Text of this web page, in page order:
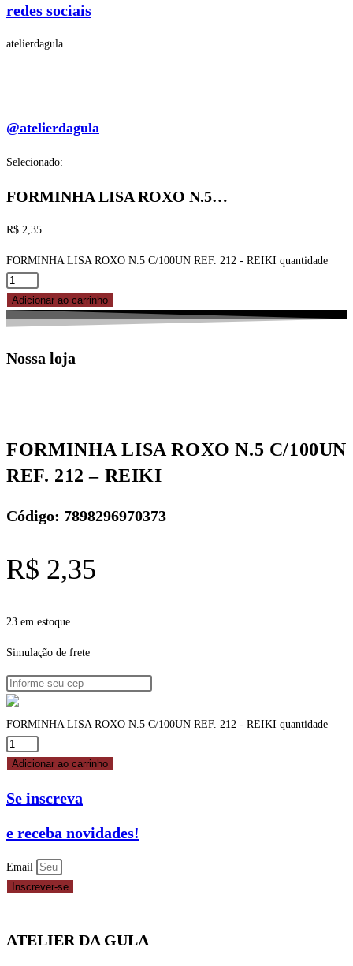
redes sociais
atelierdagula
@atelierdagula
Selecionado:
FORMINHA LISA ROXO N.5…
R$ 2,35
FORMINHA LISA ROXO N.5 C/100UN REF. 212 - REIKI quantidade
Adicionar ao carrinho
Nossa loja
FORMINHA LISA ROXO N.5 C/100UN
REF. 212 – REIKI
Código: 7898296970373
R$ 2,35
23 em estoque
Simulação de frete
FORMINHA LISA ROXO N.5 C/100UN REF. 212 - REIKI quantidade
Adicionar ao carrinho
Se inscreva
e receba novidades!
Email
Inscrever-se
ATELIER DA GULA